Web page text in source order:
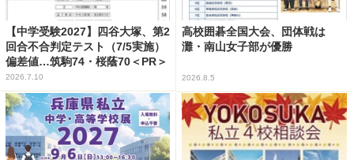
【中学受験2027】四谷大塚、第2
回合不合判定テスト（7/5実施）
偏差値…筑駒74・桜蔭70＜PR＞
2026.7.10
高校囲碁全国大会、団体戦は
灘・南山女子部が優勝
2026.8.5